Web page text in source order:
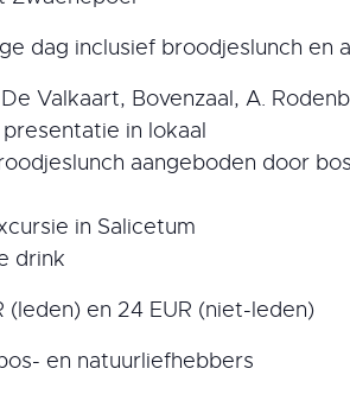
dag inclusief broodjeslunch en
Valkaart, Bovenzaal, A.
presentatie in lokaal
aangeboden door
in Salicetum
drink
(leden) en 24 EUR (niet-leden)
en natuurliefhebbers